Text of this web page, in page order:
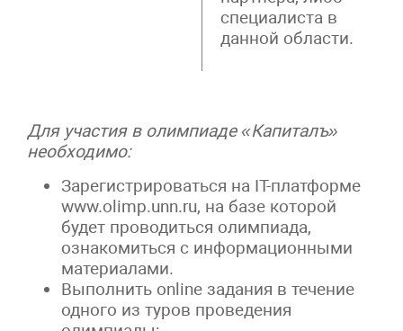
специалиста в
данной области.
Для участия в олимпиаде «Капиталъ»
необходимо:
Зарегистрироваться на IT-платформе
www.olimp.unn.ru, на базе которой
будет проводиться олимпиада,
ознакомиться с информационными
материалами.
Выполнить online задания в течение
одного из туров проведения